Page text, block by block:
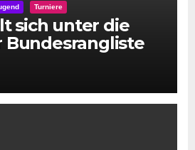
Turniere
sich unter die
Bundesrangliste